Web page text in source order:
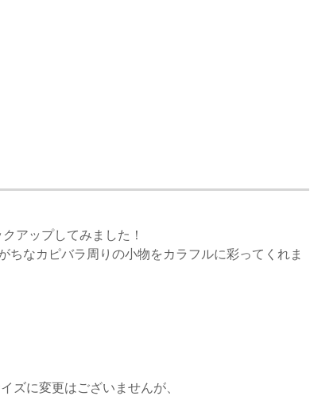
アップしてみました！
なカピバラ周りの小物をカラフルに彩ってくれま
ズに変更はございませんが、